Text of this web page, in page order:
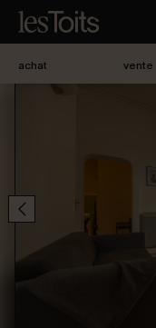
Je vends
achat vente